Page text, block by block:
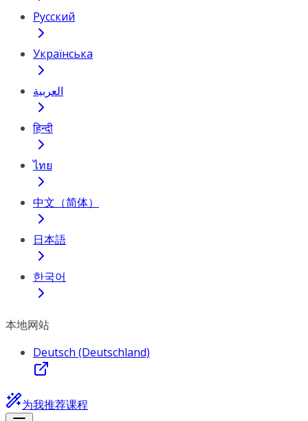
Русский
Українська
العربية
हिन्दी
ไทย
中文（简体）
日本語
한국어
本地网站
Deutsch (Deutschland)
为我推荐课程